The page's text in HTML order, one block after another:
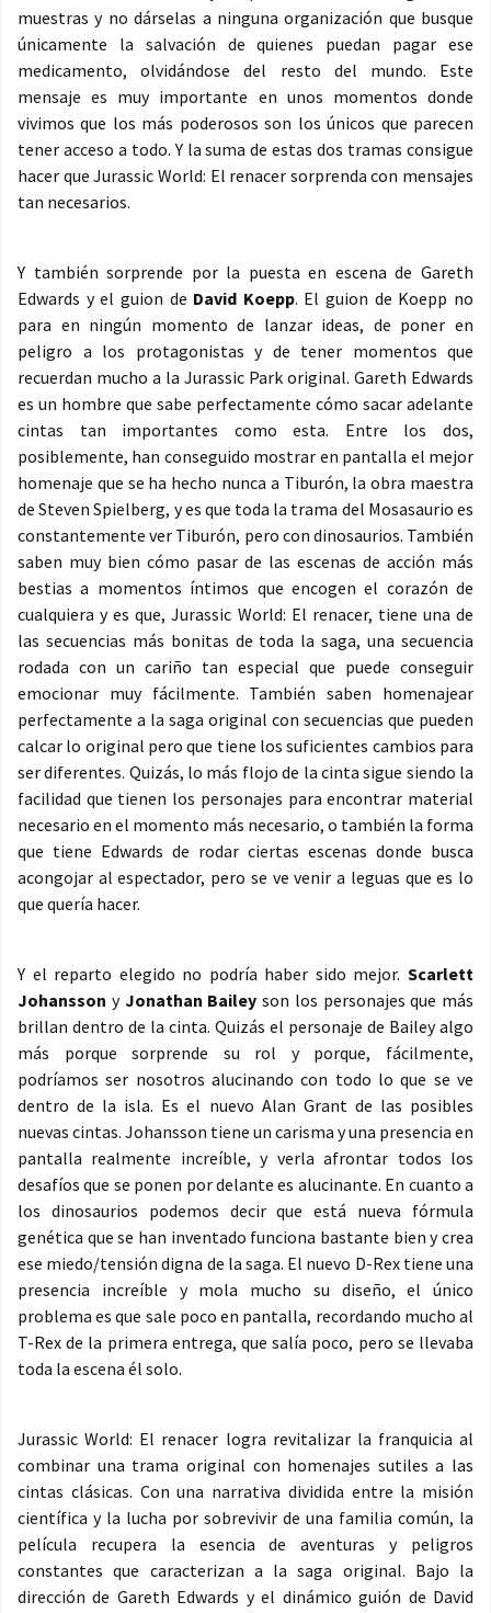
muestras y no dárselas a ninguna organización que busque
únicamente la salvación de quienes puedan pagar ese
medicamento, olvidándose del resto del mundo. Este
mensaje es muy importante en unos momentos donde
vivimos que los más poderosos son los únicos que parecen
tener acceso a todo. Y la suma de estas dos tramas consigue
hacer que Jurassic World: El renacer sorprenda con mensajes
tan necesarios.
Y también sorprende por la puesta en escena de Gareth
Edwards y el guion de David Koepp. El guion de Koepp no
para en ningún momento de lanzar ideas, de poner en
peligro a los protagonistas y de tener momentos que
recuerdan mucho a la Jurassic Park original. Gareth Edwards
es un hombre que sabe perfectamente cómo sacar adelante
cintas tan importantes como esta. Entre los dos,
posiblemente, han conseguido mostrar en pantalla el mejor
homenaje que se ha hecho nunca a Tiburón, la obra maestra
de Steven Spielberg, y es que toda la trama del Mosasaurio es
constantemente ver Tiburón, pero con dinosaurios. También
saben muy bien cómo pasar de las escenas de acción más
bestias a momentos íntimos que encogen el corazón de
cualquiera y es que, Jurassic World: El renacer, tiene una de
las secuencias más bonitas de toda la saga, una secuencia
rodada con un cariño tan especial que puede conseguir
emocionar muy fácilmente. También saben homenajear
perfectamente a la saga original con secuencias que pueden
calcar lo original pero que tiene los suficientes cambios para
ser diferentes. Quizás, lo más flojo de la cinta sigue siendo la
facilidad que tienen los personajes para encontrar material
necesario en el momento más necesario, o también la forma
que tiene Edwards de rodar ciertas escenas donde busca
acongojar al espectador, pero se ve venir a leguas que es lo
que quería hacer.
Y el reparto elegido no podría haber sido mejor. Scarlett
Johansson yJonathan Bailey son los personajes que más
brillan dentro de la cinta. Quizás el personaje de Bailey algo
más porque sorprende su rol y porque, fácilmente,
podríamos ser nosotros alucinando con todo lo que se ve
dentro de la isla. Es el nuevo Alan Grant de las posibles
nuevas cintas. Johansson tiene un carisma y una presencia en
pantalla realmente increíble, y verla afrontar todos los
desafíos que se ponen por delante es alucinante. En cuanto a
los dinosaurios podemos decir que está nueva fórmula
genética que se han inventado funciona bastante bien y crea
ese miedo/tensión digna de la saga. El nuevo D-Rex tiene una
presencia increíble y mola mucho su diseño, el único
problema es que sale poco en pantalla, recordando mucho al
T-Rex de la primera entrega, que salía poco, pero se llevaba
toda la escena él solo.
Jurassic World: El renacer logra revitalizar la franquicia al
combinar una trama original con homenajes sutiles a las
cintas clásicas. Con una narrativa dividida entre la misión
científica y la lucha por sobrevivir de una familia común, la
película recupera la esencia de aventuras y peligros
constantes que caracterizan a la saga original. Bajo la
dirección de Gareth Edwards y el dinámico guión de David